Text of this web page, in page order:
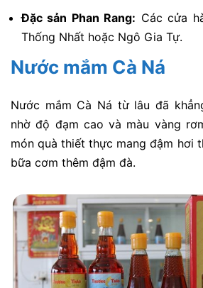
Đặc sản Phan Rang: Các cửa
Thống Nhất hoặc Ngô Gia Tự.
Nước mắm Cà Ná
Nước mắm Cà Ná từ lâu đã
nhờ độ đạm cao và màu vàng
món quà thiết thực mang đậm hơi
bữa cơm thêm đậm đà.